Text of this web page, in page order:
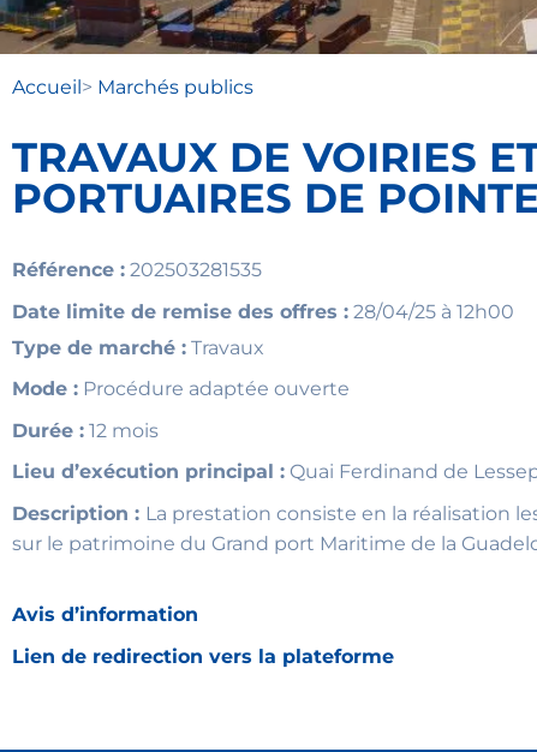
Accueil> Marchés publics
TRAVAUX DE VOIRIES
PORTUAIRES DE
Référence : 202503281535
Date limite de remise des offres : 28/04/25 à 12h00
Type de marché : Travaux
Mode : Procédure adaptée ouverte
Durée : 12 mois
Lieu d’exécution principal : Quai Ferdinand de
Description : La prestation consiste en la réalisation
sur le patrimoine du Grand port Maritime de la
Avis d’information
Lien de redirection vers la plateforme